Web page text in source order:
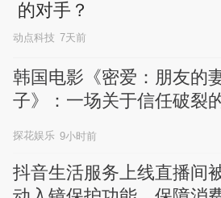
的对手？
动点科技 7天前
韩国电影《密爱：朋友的
子》：一场关于信任破裂
探花娱乐 9小时前
抖音生活服务上线直播间